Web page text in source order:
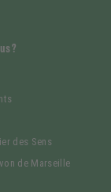
?
des Sens
de Marseille